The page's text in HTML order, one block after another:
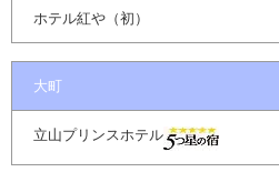
ホテル紅や（初）
大町
立山プリンスホテル